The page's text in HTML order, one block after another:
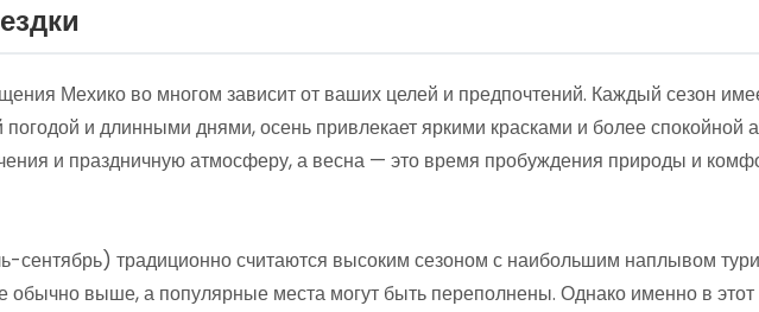
Мехико во многом зависит от ваших целей и предпочтений. Каждый сезон
погодой и длинными днями, осень привлекает яркими красками и более спокойной
и праздничную атмосферу, а весна — это время пробуждения природы и
сентябрь) традиционно считаются высоким сезоном с наибольшим наплывом
выше, а популярные места могут быть переполнены. Однако именно в этот